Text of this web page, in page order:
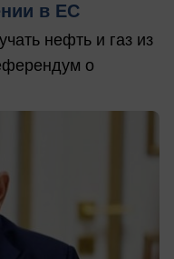
в ЕС
нефть и газ из
о